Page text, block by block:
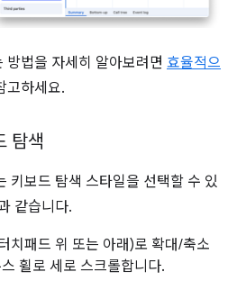
방법을 자세히 알아보려면 효율적으
고하세요.
탐색
키보드 탐색 스타일을 선택할 수 있
같습니다.
치패드 위 또는 아래)로 확대/축소
휠로 세로 스크롤합니다.